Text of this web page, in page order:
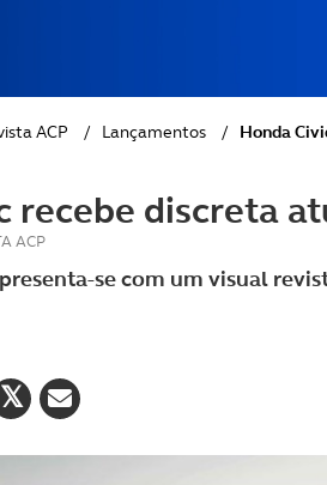
ACP / Lançamentos / Honda
recebe discreta
ACP
se com um visual